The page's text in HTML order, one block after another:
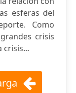
esferas del
Como
crisis
crisis...